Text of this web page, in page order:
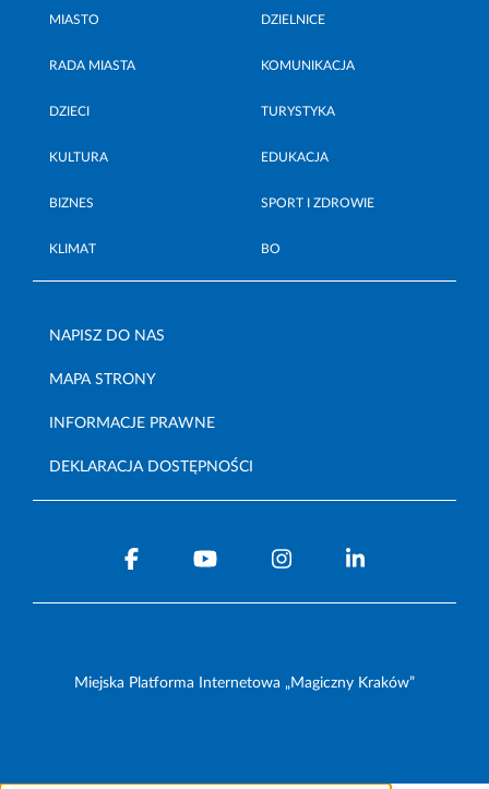
MIASTO DZIELNICE
RADA MIASTA KOMUNIKACJA
DZIECI TURYSTYKA
KULTURA EDUKACJA
BIZNES SPORT I ZDROWIE
KLIMAT BO
NAPISZ DO NAS
MAPA STRONY
INFORMACJE PRAWNE
DEKLARACJA DOSTĘPNOŚCI
Miejska Platforma Internetowa „Magiczny Kraków”